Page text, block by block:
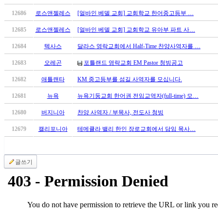
국
주
야
우
비
아
탑-
릴
지
입
발
기
12686 로스앤젤레스 [얼바인 베델 교회] 교회학교 한어중고등부 …
12685 로스앤젤레스 [얼바인 베델 교회] 교회학교 유아부 파트 사…
12684 텍사스 달라스 영락교회에서 Half-Time 찬양사역자를 …
12683 오레곤 포틀랜드 영락교회 EM Pastor 청빙공고
12682 애틀랜타 KM 중고등부를 섬길 사역자를 모십니다.
12681 뉴욕 뉴욕기둥교회 한어권 전임교역자(full-time) 모…
12680 버지니아 찬양 사역자 / 부목사, 전도사 청빙
12679 캘리포니아 테메큘라 밸리 한인 장로교회에서 담임 목사…
글쓰기